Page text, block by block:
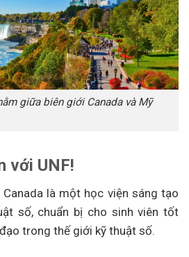
giữa biên giới Canada và Mỹ
với UNF!
là một học viện sáng tạo
số, chuẩn bị cho sinh viên tốt
trong thế giới kỹ thuật số.